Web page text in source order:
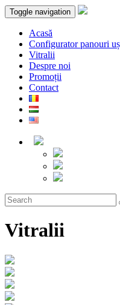
Toggle navigation
Acasă
Configurator panouri
Vitralii
Despre noi
Promoții
Contact
Vitralii